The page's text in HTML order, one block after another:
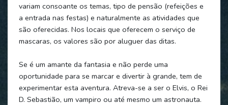
variam consoante os temas, tipo de pensão (refeições e
a entrada nas festas) e naturalmente as atividades que
são oferecidas. Nos locais que oferecem o serviço de
mascaras, os valores são por aluguer das ditas.
Se é um amante da fantasia e não perde uma
oportunidade para se marcar e divertir à grande, tem de
experimentar esta aventura. Atreva-se a ser o Elvis, o Rei
D. Sebastião, um vampiro ou até mesmo um astronauta.